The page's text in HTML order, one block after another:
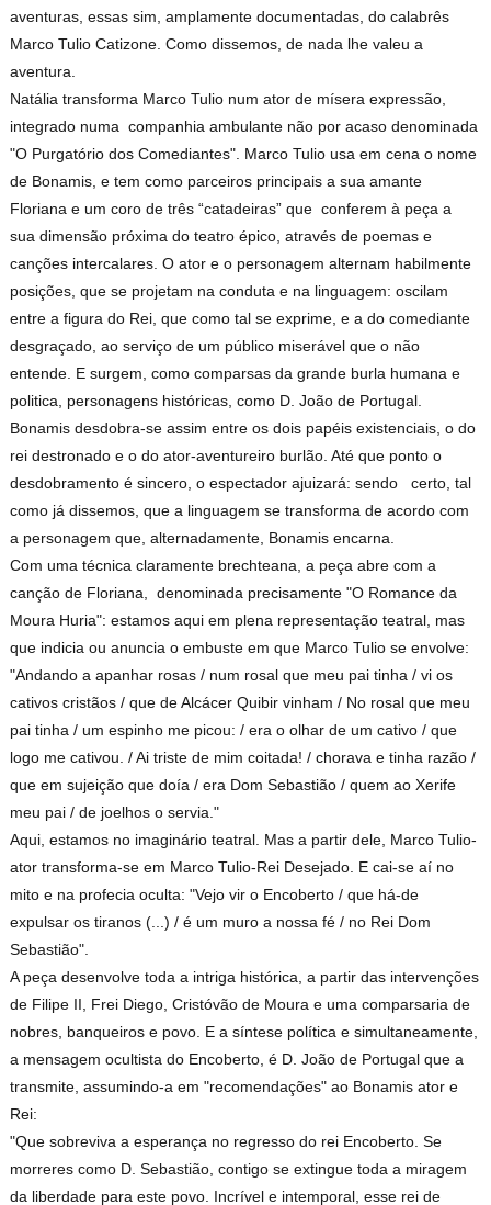
aventuras, essas sim, amplamente documentadas, do calabrês
Marco Tulio Catizone. Como dissemos, de nada lhe valeu a
aventura.
Natália transforma Marco Tulio num ator de mísera expressão,
integrado numa companhia ambulante não por acaso denominada
"O Purgatório dos Comediantes". Marco Tulio usa em cena o nome
de Bonamis, e tem como parceiros principais a sua amante
Floriana e um coro de três “catadeiras” que conferem à peça a
sua dimensão próxima do teatro épico, através de poemas e
canções intercalares. O ator e o personagem alternam habilmente
posições, que se projetam na conduta e na linguagem: oscilam
entre a figura do Rei, que como tal se exprime, e a do comediante
desgraçado, ao serviço de um público miserável que o não
entende. E surgem, como comparsas da grande burla humana e
politica, personagens históricas, como D. João de Portugal.
Bonamis desdobra-se assim entre os dois papéis existenciais, o do
rei destronado e o do ator-aventureiro burlão. Até que ponto o
desdobramento é sincero, o espectador ajuizará: sendo certo, tal
como já dissemos, que a linguagem se transforma de acordo com
a personagem que, alternadamente, Bonamis encarna.
Com uma técnica claramente brechteana, a peça abre com a
canção de Floriana, denominada precisamente "O Romance da
Moura Huria": estamos aqui em plena representação teatral, mas
que indicia ou anuncia o embuste em que Marco Tulio se envolve:
"Andando a apanhar rosas / num rosal que meu pai tinha / vi os
cativos cristãos / que de Alcácer Quibir vinham / No rosal que meu
pai tinha / um espinho me picou: / era o olhar de um cativo / que
logo me cativou. / Ai triste de mim coitada! / chorava e tinha razão /
que em sujeição que doía / era Dom Sebastião / quem ao Xerife
meu pai / de joelhos o servia."
Aqui, estamos no imaginário teatral. Mas a partir dele, Marco Tulio-
ator transforma-se em Marco Tulio-Rei Desejado. E cai-se aí no
mito e na profecia oculta: "Vejo vir o Encoberto / que há-de
expulsar os tiranos (...) / é um muro a nossa fé / no Rei Dom
Sebastião".
A peça desenvolve toda a intriga histórica, a partir das intervenções
de Filipe II, Frei Diego, Cristóvão de Moura e uma comparsaria de
nobres, banqueiros e povo. E a síntese política e simultaneamente,
a mensagem ocultista do Encoberto, é D. João de Portugal que a
transmite, assumindo-a em "recomendações" ao Bonamis ator e
Rei:
"Que sobreviva a esperança no regresso do rei Encoberto. Se
morreres como D. Sebastião, contigo se extingue toda a miragem
da liberdade para este povo. Incrível e intemporal, esse rei de